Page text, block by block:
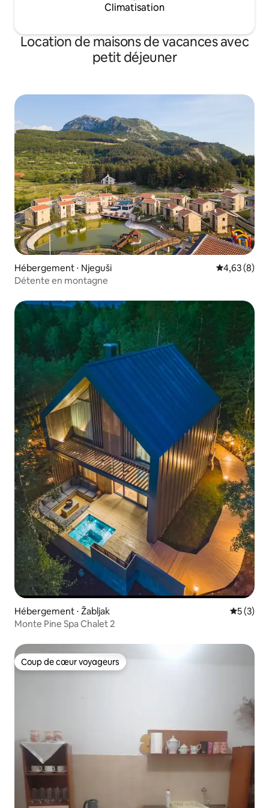
Climatisation
Location de maisons de vacances avec
petit déjeuner
Hébergement ⋅ Njeguši Évaluation
4,63 (8)
Détente en montagne
Hébergement ⋅ Žabljak
5 (3)
Monte Pine Spa Chalet 2
Coup de cœur voyageurs
Coup de cœur voyageurs